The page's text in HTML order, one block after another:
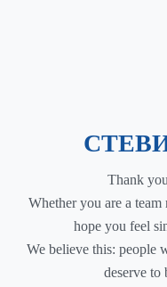
Thank
Whether you are a team
hope you feel
We believe this: people
deserve to